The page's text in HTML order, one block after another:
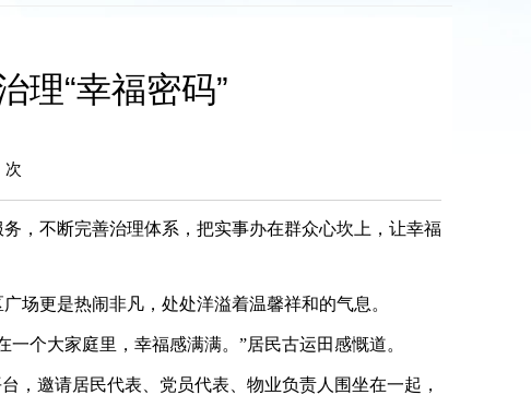
理“幸福密码”
次
，不断完善治理体系，把实事办在群众心坎上，让幸福
场更是热闹非凡，处处洋溢着温馨祥和的气息。
个大家庭里，幸福感满满。”居民古运田感慨道。
，邀请居民代表、党员代表、物业负责人围坐在一起，